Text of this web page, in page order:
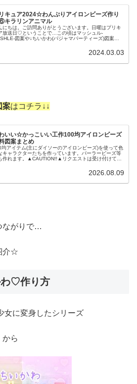
キュア2024☆わんぷりアイロンビーズ作り
キラリンアニマル
にちは。ご訪問ありがとうございます。日曜はプリキ
放送日♡ということで…この頃はマッシュル-
図案や↓ちいかわ(パジャマパーティーズ)図案な
2024.03.03
案はコチラ↓↓
いい☆かっこいい工作100均アイロンビーズ
図案まとめ
均アイテム(主にダイソーのアイロンビーズ)を使って色
キャラクターたちを作っています。パーラービーズ等
作れます。▲CAUTION!!▲リクエストは受け付けてい
2026.08.09
ながりで…
介☆
わ♡作り方
女に変身したシリーズ
から